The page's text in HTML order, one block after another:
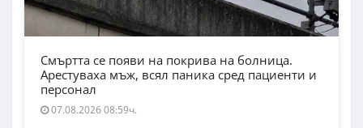
Смъртта се появи на покрива на болница.
Арестуваха мъж, всял паника сред пациенти и
персонал
07.08.2026 08:59ч.